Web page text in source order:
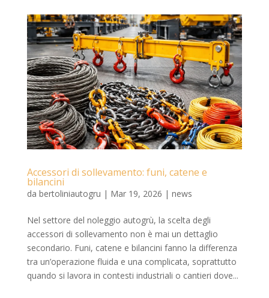
Accessori di sollevamento: funi, catene e
bilancini
da bertoliniautogru | Mar 19, 2026 | news
Nel settore del noleggio autogrù, la scelta degli
accessori di sollevamento non è mai un dettaglio
secondario. Funi, catene e bilancini fanno la differenza
tra un’operazione fluida e una complicata, soprattutto
quando si lavora in contesti industriali o cantieri dove...